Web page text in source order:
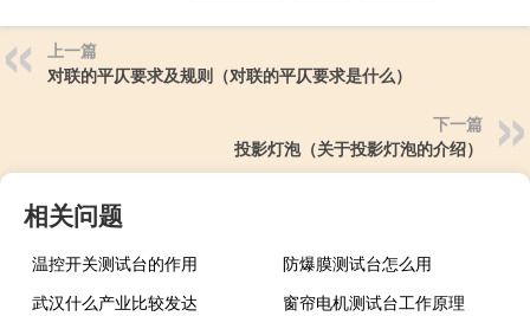
上一篇
对联的平仄要求及规则（对联的平仄要求是什么）
下一篇
投影灯泡（关于投影灯泡的介绍）
相关问题
温控开关测试台的作用
防爆膜测试台怎么用
武汉什么产业比较发达
窗帘电机测试台工作原理